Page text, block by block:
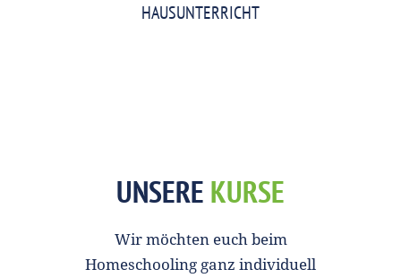
HAUSUNTERRICHT
UNSERE KURSE
Wir möchten euch beim
Homeschooling ganz individuell